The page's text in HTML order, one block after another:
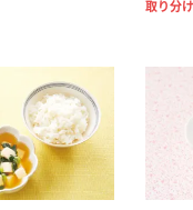
取り分